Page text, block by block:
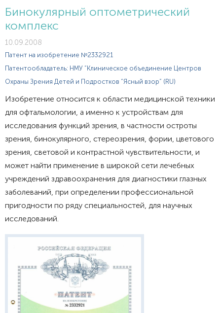
Бинокулярный оптометрический
комплекс
10.09.2008
Патент на изобретение №2332921
Патентообладатель: НМУ “Клиническое объединение Центров
Охраны Зрения Детей и Подростков “Ясный взор” (RU)
Изобретение относится к области медицинской техники
для офтальмологии, а именно к устройствам для
исследования функций зрения, в частности остроты
зрения, бинокулярного, стереозрения, фории, цветового
зрения, световой и контрастной чувствительности, и
может найти применение в широкой сети лечебных
учреждений здравоохранения для диагностики глазных
заболеваний, при определении профессиональной
пригодности по ряду специальностей, для научных
исследований.